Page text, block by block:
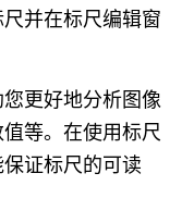
并在标尺编辑窗
更好地分析图像
等。在使用标尺
证标尺的可读